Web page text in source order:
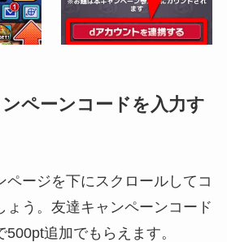
ペーンコードを入力す
ページを下にスクロールしてコ
ょう。友達キャンペーンコード
追加でもらえます。